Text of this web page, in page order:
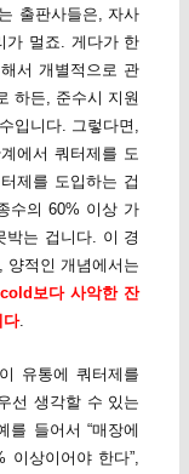
출판사들은, 자사
가 멀죠. 게다가 한
서 개별적으로 관
하든, 준수시 지원
입니다. 그렇다면,
에서 쿼터제를 도
제를 도입하는 겁
수의 60% 이상 가
박는 겁니다. 이 경
양적인 개념에서는
보다 사악한 잔
다.
유통에 쿼터제를
선 생각할 수 있는
들어서 “매장에
상이어야 한다”,